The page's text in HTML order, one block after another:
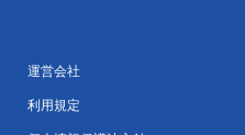
運営会社
利用規定